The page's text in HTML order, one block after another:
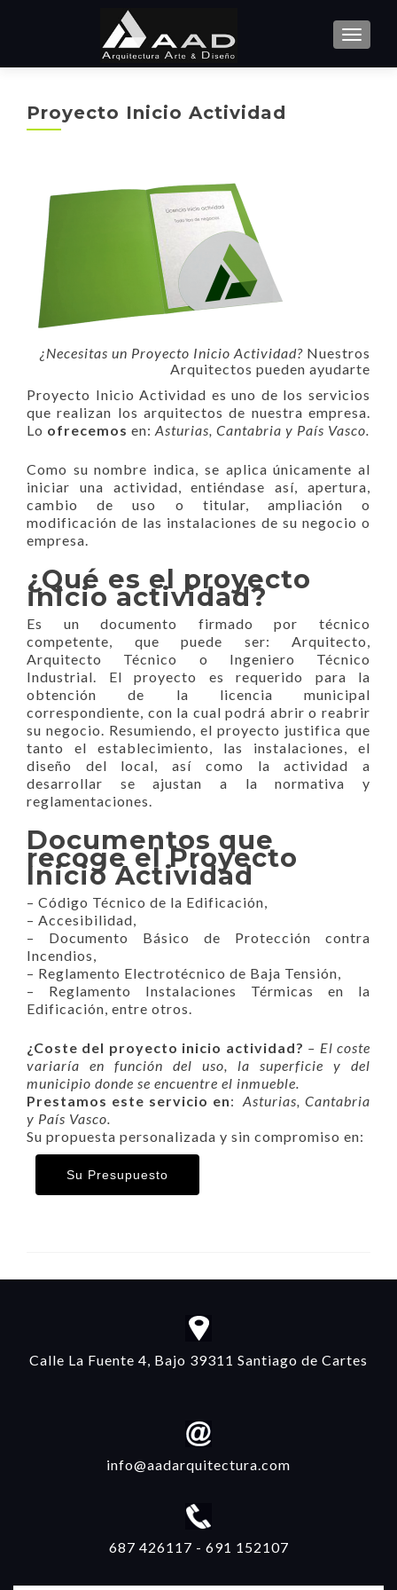
Proyecto Inicio Actividad
¿Necesitas un Proyecto Inicio Actividad? Nuestros
Arquitectos pueden ayudarte
Proyecto Inicio Actividad es uno de los servicios
que realizan los arquitectos de nuestra empresa.
Lo ofrecemos en: Asturias, Cantabria y País Vasco.
Como su nombre indica, se aplica únicamente al
iniciar una actividad, entiéndase así, apertura,
cambio de uso o titular, ampliación o
modificación de las instalaciones de su negocio o
empresa.
¿Qué es el proyecto
inicio actividad?
Es un documento firmado por técnico
competente, que puede ser: Arquitecto,
Arquitecto Técnico o Ingeniero Técnico
Industrial. El proyecto es requerido para la
obtención de la licencia municipal
correspondiente, con la cual podrá abrir o reabrir
su negocio. Resumiendo, el proyecto justifica que
tanto el establecimiento, las instalaciones, el
diseño del local, así como la actividad a
desarrollar se ajustan a la normativa y
reglamentaciones.
Documentos que
recoge el Proyecto
Inicio Actividad
– Código Técnico de la Edificación,
– Accesibilidad,
– Documento Básico de Protección contra
Incendios,
– Reglamento Electrotécnico de Baja Tensión,
– Reglamento Instalaciones Térmicas en la
Edificación, entre otros.
¿Coste del proyecto inicio actividad? – El coste
variaría en función del uso, la superficie y del
municipio donde se encuentre el inmueble.
Prestamos este servicio en: Asturias, Cantabria
y País Vasco.
Su propuesta personalizada y sin compromiso en:
Su Presupuesto
Calle La Fuente 4, Bajo 39311 Santiago de Cartes
info@aadarquitectura.com
687 426117 - 691 152107